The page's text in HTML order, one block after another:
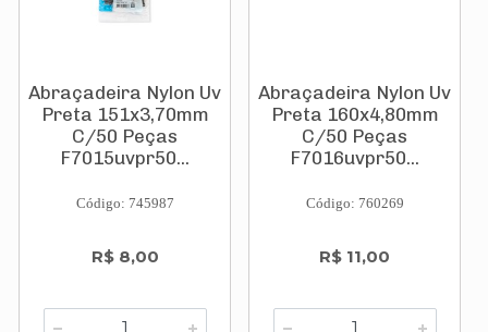
Abraçadeira Nylon Uv
Preta 151x3,70mm
C/50 Peças
F7015uvpr50...
Código: 745987
R$ 8,00
Abraçadeira Nylon Uv
Preta 160x4,80mm
C/50 Peças
F7016uvpr50...
Código: 760269
R$ 11,00